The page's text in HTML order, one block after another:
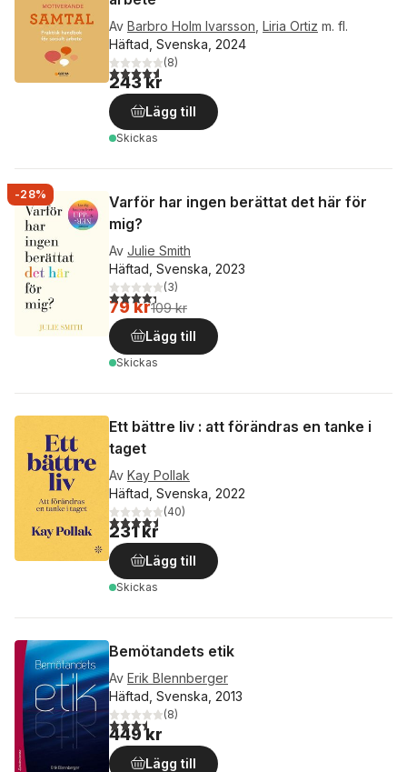
Av Barbro Holm Ivarsson Liria Ortiz m. fl.
Häftad, Svenska, 2024
4,6utav 5 stjärnor. Totalt antal röster:
(8)
243 kr
Lägg till
Skickas
-28%
Varför har ingen berättat det här för
mig?
Av Julie Smith
Häftad, Svenska, 2023
4,3utav 5 stjärnor. Totalt antal röster:
(3)
79 kr109 kr
Lägg till
Skickas
Ett bättre liv : att förändras en tanke i
taget
Av Kay Pollak
Häftad, Svenska, 2022
4,5utav 5 stjärnor. Totalt antal röster:
(40)
231 kr
Lägg till
Skickas
Bemötandets etik
Av Erik Blennberger
Häftad, Svenska, 2013
3,5utav 5 stjärnor. Totalt antal röster:
(8)
449 kr
Lägg till